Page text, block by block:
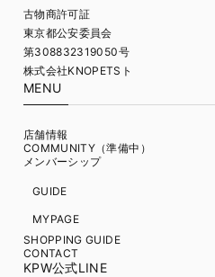
古物商許可証
東京都公安委員会
第308832319050号
株式会社KNOPETSト
MENU
店舗情報
COMMUNITY（準備中）
メンバーシップ
GUIDE
MYPAGE
SHOPPING GUIDE
CONTACT
KPW公式LINE